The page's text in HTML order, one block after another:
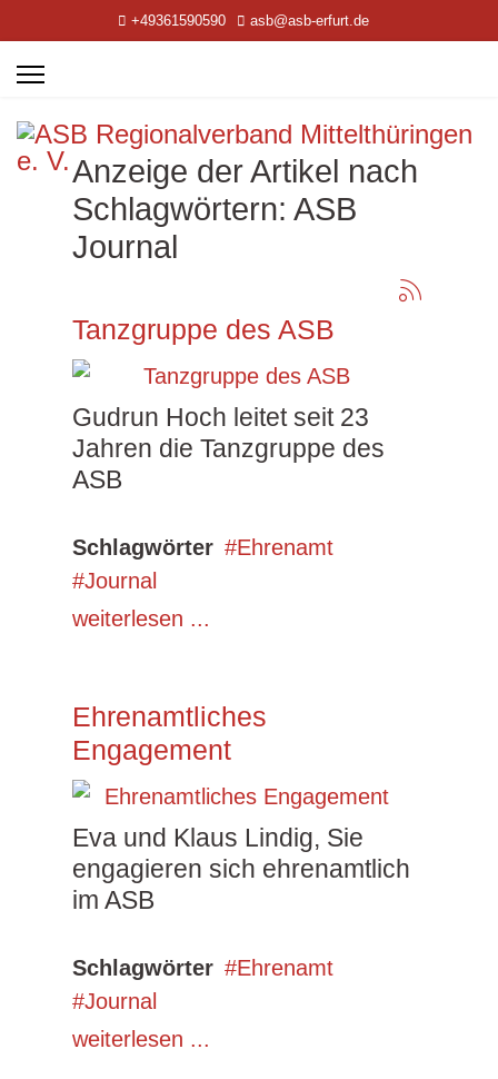
+49361590590 asb@asb-erfurt.de
Anzeige der Artikel nach
Schlagwörtern: ASB
Journal
Tanzgruppe des ASB
Gudrun Hoch leitet seit 23
Jahren die Tanzgruppe des
ASB
Schlagwörter
Ehrenamt
Journal
weiterlesen ...
Ehrenamtliches
Engagement
Eva und Klaus Lindig, Sie
engagieren sich ehrenamtlich
im ASB
Schlagwörter
Ehrenamt
Journal
weiterlesen ...